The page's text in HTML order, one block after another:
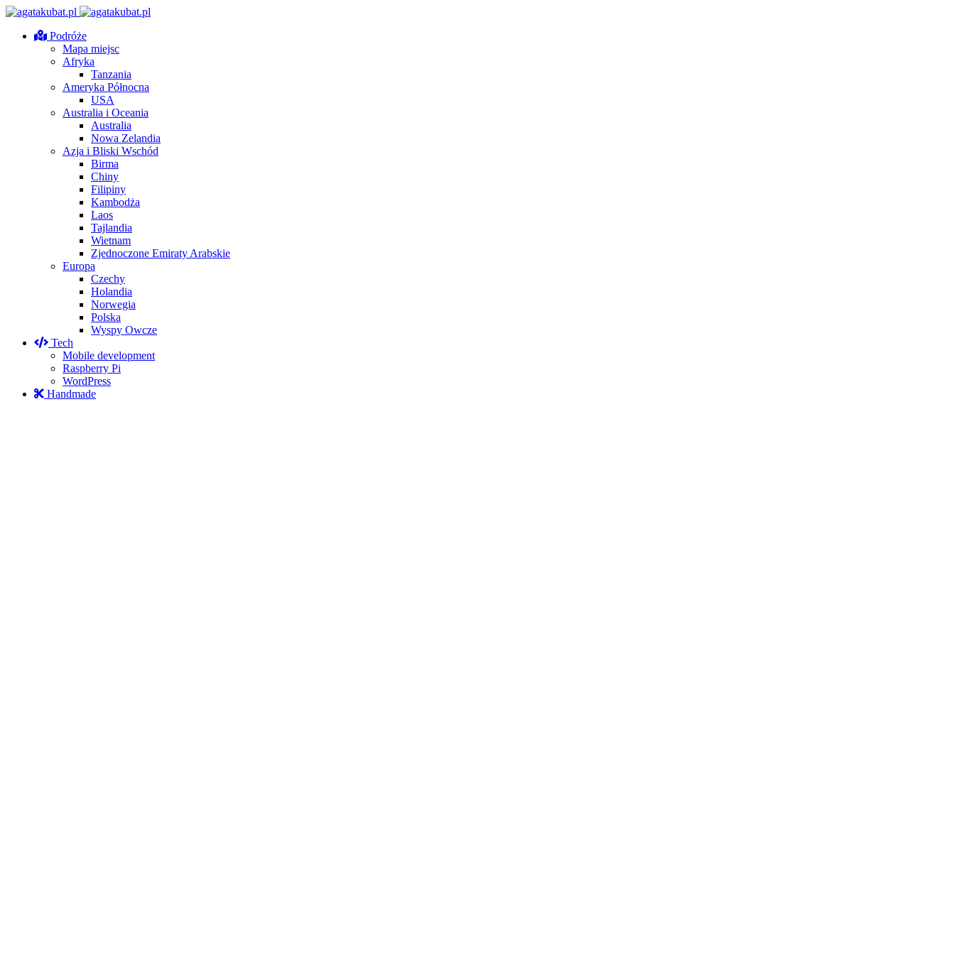
Podróże
Mapa miejsc
Afryka
Tanzania
Ameryka Północna
USA
Australia i Oceania
Australia
Nowa Zelandia
Azja i Bliski Wschód
Birma
Chiny
Filipiny
Kambodża
Laos
Tajlandia
Wietnam
Zjednoczone Emiraty Arabskie
Europa
Czechy
Holandia
Norwegia
Polska
Wyspy Owcze
Tech
Mobile development
Raspberry Pi
WordPress
Handmade